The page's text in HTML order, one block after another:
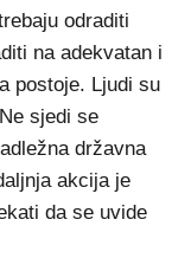
odraditi
na adekvatan i
postoje. Ljudi su
sjedi se
državna
akcija je
da se uvide